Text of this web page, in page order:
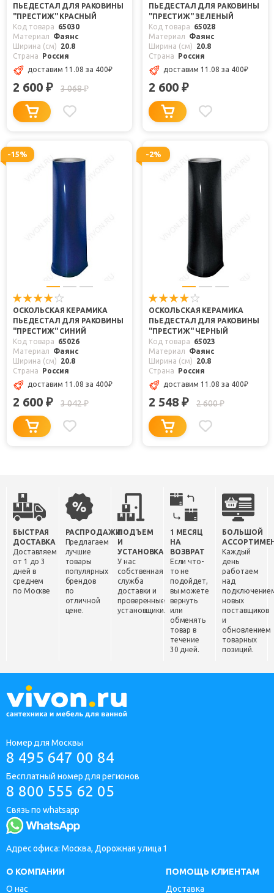
ПЬЕДЕСТАЛ ДЛЯ РАКОВИНЫ
"ПРЕСТИЖ" КРАСНЫЙ
Код товара
65030
Материал
Фаянс
Ширина (см)
20.8
Страна
Россия
доставим 11.08 за 400₽
2 600 ₽ 3 068₽
ПЬЕДЕСТАЛ ДЛЯ РАКОВИНЫ
"ПРЕСТИЖ" ЗЕЛЕНЫЙ
Код товара
65028
Материал
Фаянс
Ширина (см)
20.8
Страна
Россия
доставим 11.08 за 400₽
2 600 ₽
-15%
ОСКОЛЬСКАЯ КЕРАМИКА
ПЬЕДЕСТАЛ ДЛЯ РАКОВИНЫ
"ПРЕСТИЖ" СИНИЙ
Код товара
65026
Материал
Фаянс
Ширина (см)
20.8
Страна
Россия
доставим 11.08 за 400₽
2 600 ₽ 3 042₽
-2%
ОСКОЛЬСКАЯ КЕРАМИКА
ПЬЕДЕСТАЛ ДЛЯ РАКОВИНЫ
"ПРЕСТИЖ" ЧЕРНЫЙ
Код товара
65023
Материал
Фаянс
Ширина (см)
20.8
Страна
Россия
доставим 11.08 за 400₽
2 548 ₽ 2 600₽
БЫСТРАЯ
ДОСТАВКА
Доставляем
от 1 до 3
дней в
среднем
по Москве
РАСПРОДАЖИ
Предлагаем
лучшие
товары
популярных
брендов
по
отличной
цене.
ПОДЪЕМ
И
УСТАНОВКА
У нас
собственная
служба
доставки и
проверенные
установщики.
1 МЕСЯЦ
НА
ВОЗВРАТ
Если что-
то не
подойдет,
вы можете
вернуть
или
обменять
товар в
течение
30 дней.
БОЛЬШОЙ
Каждый
день
работаем
над
новых
поставщиков
и
обновлением
товарных
позиций.
Номер для Москвы
8 495 647 00 84
Бесплатный номер для регионов
8 800 555 62 05
Связь по whatsapp
Адрес офиса: Москва, Дорожная улица 1
О КОМПАНИИ
О нас
ПОМОЩЬ КЛИЕНТАМ
Доставка